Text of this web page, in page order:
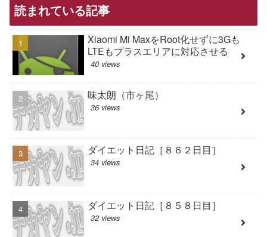
読まれている記事
Xiaomi Mi MaxをRoot化せずに3Gも
LTEもプラスエリアに対応させる
40 views
味太朗（市ヶ尾）
36 views
ダイエット日記［８６２日目］
34 views
ダイエット日記［８５８日目］
32 views